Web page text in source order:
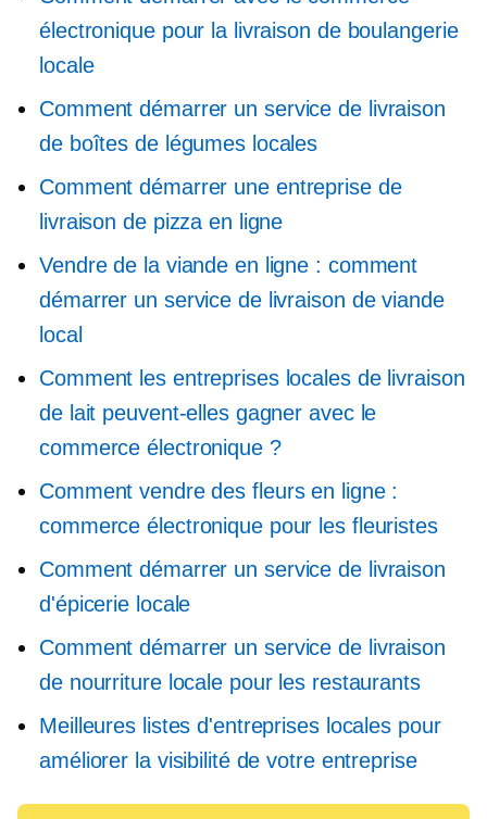
électronique pour la livraison de boulangerie
locale
Comment démarrer un service de livraison
de boîtes de légumes locales
Comment démarrer une entreprise de
livraison de pizza en ligne
Vendre de la viande en ligne : comment
démarrer un service de livraison de viande
local
Comment les entreprises locales de livraison
de lait peuvent-elles gagner avec le
commerce électronique ?
Comment vendre des fleurs en ligne :
commerce électronique pour les fleuristes
Comment démarrer un service de livraison
d'épicerie locale
Comment démarrer un service de livraison
de nourriture locale pour les restaurants
Meilleures listes d'entreprises locales pour
améliorer la visibilité de votre entreprise